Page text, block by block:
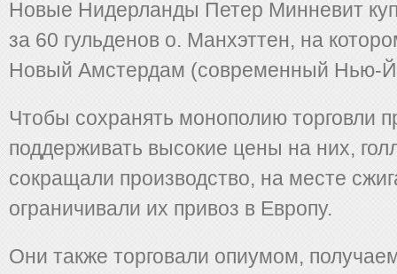
Новые Нидерланды Петер Минневит
за 60 гульденов о. Манхэттен, на
Новый Амстердам (современный Нью-
Чтобы сохранять монополию торговли
поддерживать высокие цены на них,
сокращали производство, на месте
ограничивали их привоз в Европу.
Они также торговали опиумом,